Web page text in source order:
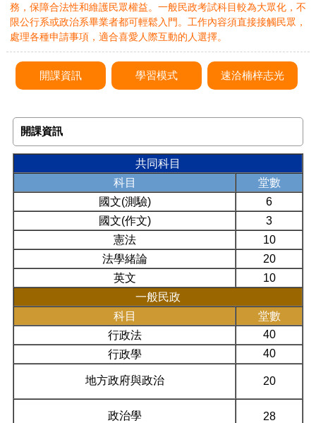
務，保障合法性和維護民眾權益。一般民政考試科目較為大眾化，不
限公行系或政治系畢業者都可輕鬆入門。工作內容須直接接觸民眾，
處理各種申請事項，適合喜愛人際互動的人選擇。
開課資訊 學習模式 速洽楠梓志光
開課資訊
共同科目
科目
堂數
國文(測驗)
6
國文(作文)
3
憲法
10
法學緒論
20
英文
10
一般民政
科目
堂數
行政法
40
行政學
40
地方政府與政治 20
政治學 28